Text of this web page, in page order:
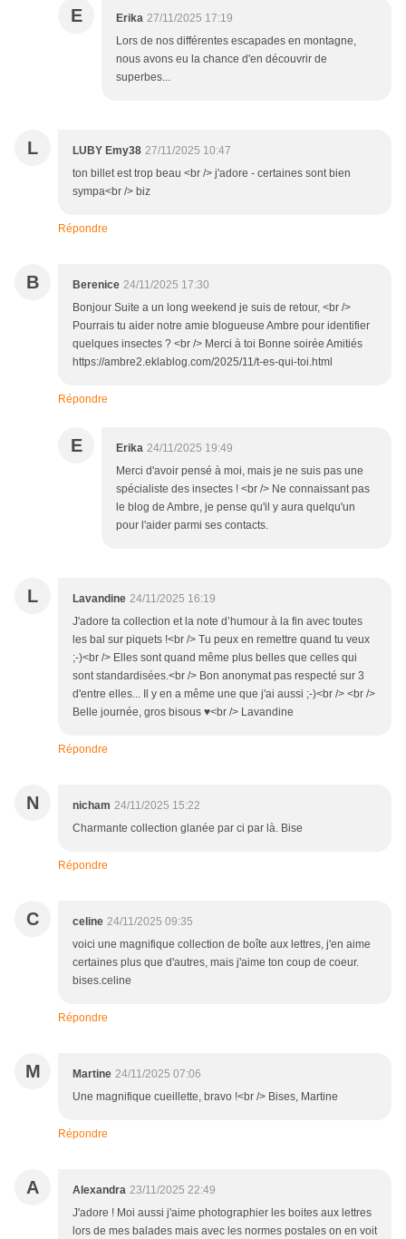
E Erika 27/11/2025 17:19
Lors de nos différentes escapades en montagne,
nous avons eu la chance d'en découvrir de
superbes...
L LUBY Emy38 27/11/2025 10:47
ton billet est trop beau <br /> j'adore - certaines sont bien
sympa<br /> biz
Répondre
B Berenice 24/11/2025 17:30
Bonjour Suite a un long weekend je suis de retour, <br />
Pourrais tu aider notre amie blogueuse Ambre pour identifier
quelques insectes ? <br /> Merci à toi Bonne soirée Amitiés
https://ambre2.eklablog.com/2025/11/t-es-qui-toi.html
Répondre
E Erika 24/11/2025 19:49
Merci d'avoir pensé à moi, mais je ne suis pas une
spécialiste des insectes ! <br /> Ne connaissant pas
le blog de Ambre, je pense qu'il y aura quelqu'un
pour l'aider parmi ses contacts.
L Lavandine 24/11/2025 16:19
J'adore ta collection et la note d’humour à la fin avec toutes
les bal sur piquets !<br /> Tu peux en remettre quand tu veux
;-)<br /> Elles sont quand même plus belles que celles qui
sont standardisées.<br /> Bon anonymat pas respecté sur 3
d'entre elles... Il y en a même une que j'ai aussi ;-)<br /> <br />
Belle journée, gros bisous ♥<br /> Lavandine
Répondre
N nicham 24/11/2025 15:22
Charmante collection glanée par ci par là. Bise
Répondre
C celine 24/11/2025 09:35
voici une magnifique collection de boîte aux lettres, j'en aime
certaines plus que d'autres, mais j'aime ton coup de coeur.
bises.celine
Répondre
M Martine 24/11/2025 07:06
Une magnifique cueillette, bravo !<br /> Bises, Martine
Répondre
A Alexandra 23/11/2025 22:49
J'adore ! Moi aussi j'aime photographier les boites aux lettres
lors de mes balades mais avec les normes postales on en voit